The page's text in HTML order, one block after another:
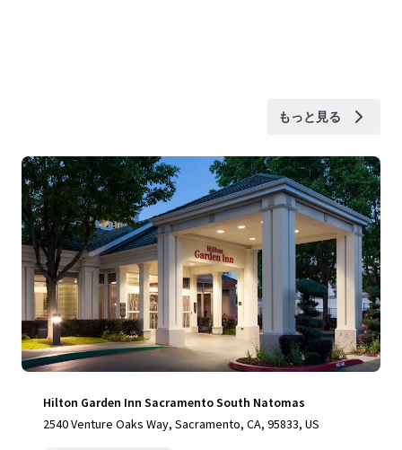
もっと見る
Hilton Garden Inn Sacramento South Natomas
2540 Venture Oaks Way, Sacramento, CA, 95833, US